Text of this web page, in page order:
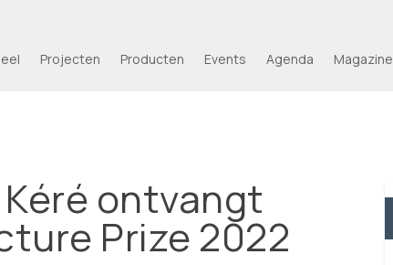
Projecten Producten Events Agenda Magazine
ontvangt
Prize 2022